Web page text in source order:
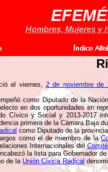
Hombres, Mujeres y
el viernes,2 de noviembre de
como Diputado de la
en dos oportunidades en
Cívico y Social y 2013-2017
primera de la Cámara Baja
como Diputado de la
como el de miembro de la
Internacionales del
la lista para Gobernador
de la Unión Cívica Radical